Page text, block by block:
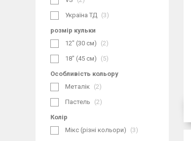
Україна ТД 3
розмір кульки
12" (30 см)
2
18" (45 см) 5
Особливість кольору
Металік
2
Пастель 2
Колір
Мікс (різні кольори)
3